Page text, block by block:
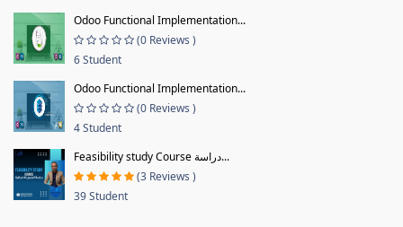
Odoo Functional Implementation...
(0 Reviews )
6 Student
Odoo Functional Implementation...
(0 Reviews )
4 Student
Feasibility study Course دراسة...
(3 Reviews )
39 Student